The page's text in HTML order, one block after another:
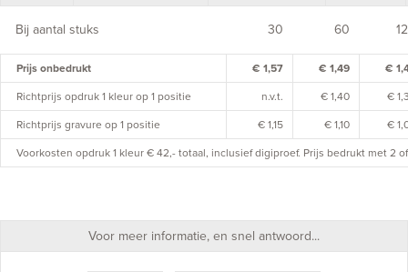
Bij aantal stuks 30 60
Prijs onbedrukt € 1,57 € 1,49 €
Richtprijs opdruk 1 kleur op 1 positie n.v.t. € 1,40 €
Richtprijs gravure op 1 positie € 1,15 € 1,10 €
Voorkosten opdruk 1 kleur € 42,- totaal, inclusief digiproef. Prijs bedrukt met 2
Voor meer informatie, en snel antwoord...